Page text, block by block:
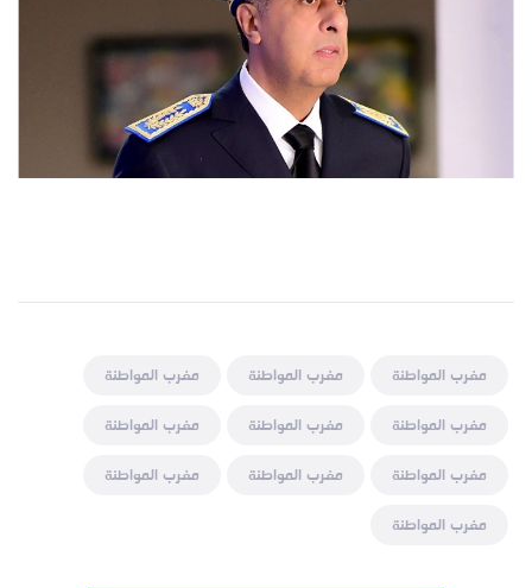
مغرب المواطنة مغرب المواطنة
مغرب المواطنة
مغرب المواطنة
مغرب المواطنة
مغرب المواطنة
مغرب المواطنة
مغرب المواطنة
مغرب المواطنة
مغرب المواطنة